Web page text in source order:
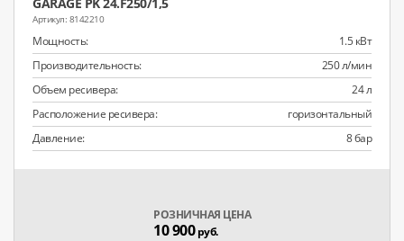
8142210
Мощность:
1.5 кВт
Производительность:
250 л/мин
Объем ресивера:
24 л
Расположение ресивера:
горизонтальный
Давление:
8 бар
РОЗНИЧНАЯ ЦЕНА
10 900руб.